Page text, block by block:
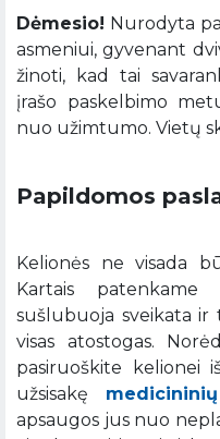
Dėmesio! Nurodyta
asmeniui, gyvenant
žinoti, kad tai
įrašo paskelbimo
nuo užimtumo. Vietų
Papildomos
Kelionės ne visada
Kartais
sušlubuoja sveikata
visas atostogas.
pasiruoškite kelionei
užsisakę
apsaugos jus nuo